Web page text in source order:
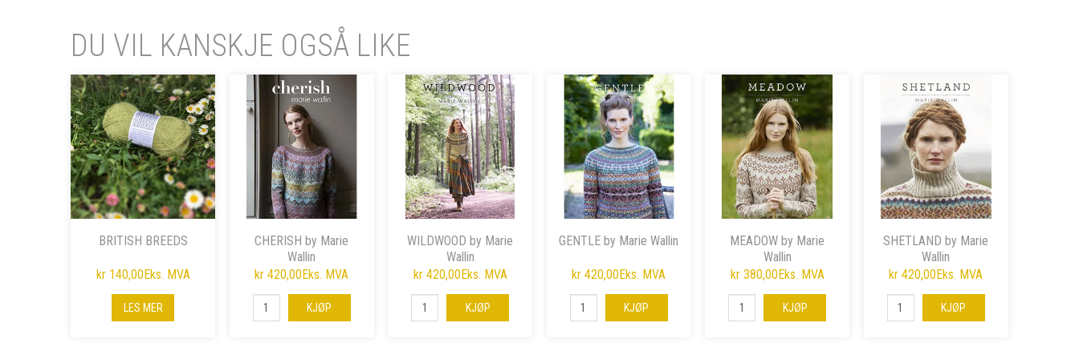
DU VIL KANSKJE OGSÅ LIKE
BRITISH BREEDS
kr 140,00 Eks. MVA
LES MER
CHERISH by Marie
Wallin
kr 420,00 Eks. MVA
KJØP
WILDWOOD by Marie
Wallin
kr 420,00 Eks. MVA
KJØP
GENTLE by Marie Wallin
kr 420,00 Eks. MVA
KJØP
MEADOW by Marie
Wallin
kr 380,00 Eks. MVA
KJØP
SHETLAND by Marie
Wallin
kr 420,00 Eks. MVA
KJØP